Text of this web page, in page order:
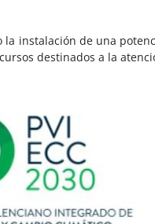
instalación de una
destinados a la